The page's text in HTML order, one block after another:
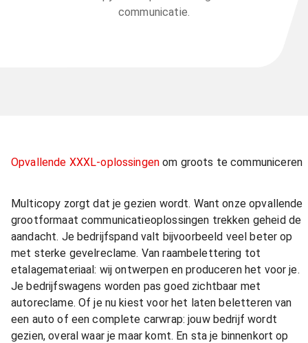
communicatie.
Opvallende XXXL-oplossingen om groots te communiceren
Multicopy zorgt dat je gezien wordt. Want onze opvallende
grootformaat communicatieoplossingen trekken geheid de
aandacht. Je bedrijfspand valt bijvoorbeeld veel beter op
met sterke gevelreclame. Van raambelettering tot
etalagemateriaal: wij ontwerpen en produceren het voor je.
Je bedrijfswagens worden pas goed zichtbaar met
autoreclame. Of je nu kiest voor het laten beletteren van
een auto of een complete carwrap: jouw bedrijf wordt
gezien, overal waar je maar komt. En sta je binnenkort op